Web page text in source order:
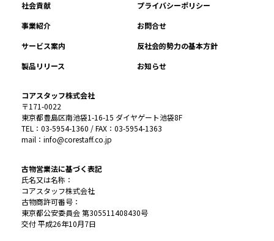
社会貢献
プライバシーポリシー
事業紹介
お問合せ
サービス案内
反社会的勢力の基本方針
製品リリース
お知らせ
コアスタッフ株式会社
〒171-0022
東京都豊島区南池袋1-16-15 ダイヤゲート池袋8F
TEL：03-5954-1360 / FAX：03-5954-1363
mail：info@corestaff.co.jp
古物営業法に基づく表記
氏名又は名称：
コアスタッフ株式会社
古物商許可番号：
東京都公安委員会 第305511408430号
交付 平成26年10月7日